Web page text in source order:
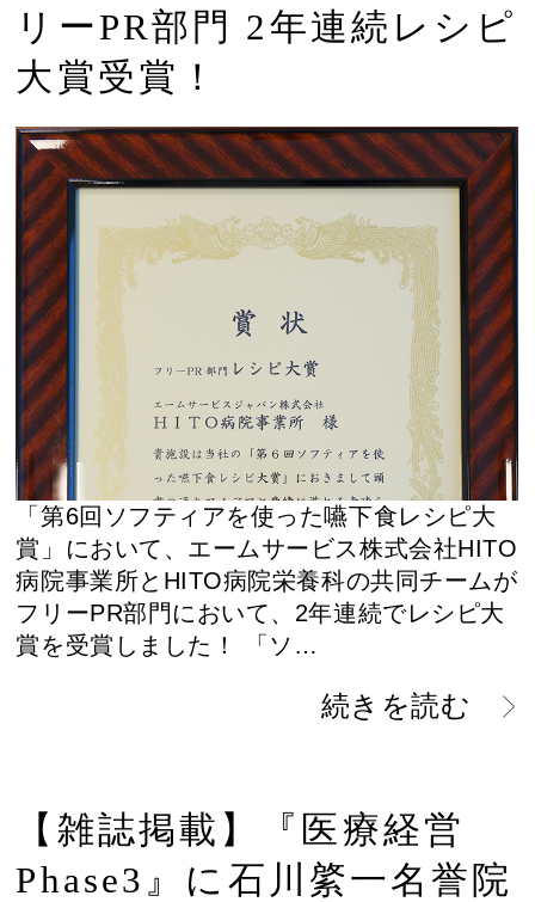
リーPR部門 2年連続レシピ
大賞受賞！
「第6回ソフティアを使った嚥下食レシピ大
賞」において、エームサービス株式会社HITO
病院事業所とHITO病院栄養科の共同チームが
フリーPR部門において、2年連続でレシピ大
賞を受賞しました！ 「ソ…
続きを読む
【雑誌掲載】『医療経営
Phase3』に石川綮一名誉院